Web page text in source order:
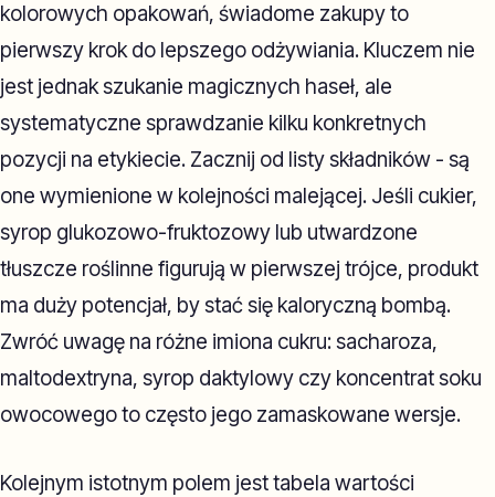
kolorowych opakowań, świadome zakupy to
pierwszy krok do lepszego odżywiania. Kluczem nie
jest jednak szukanie magicznych haseł, ale
systematyczne sprawdzanie kilku konkretnych
pozycji na etykiecie. Zacznij od listy składników - są
one wymienione w kolejności malejącej. Jeśli cukier,
syrop glukozowo-fruktozowy lub utwardzone
tłuszcze roślinne figurują w pierwszej trójce, produkt
ma duży potencjał, by stać się kaloryczną bombą.
Zwróć uwagę na różne imiona cukru: sacharoza,
maltodextryna, syrop daktylowy czy koncentrat soku
owocowego to często jego zamaskowane wersje.
Kolejnym istotnym polem jest tabela wartości